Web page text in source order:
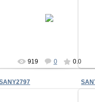
919 0 0.0